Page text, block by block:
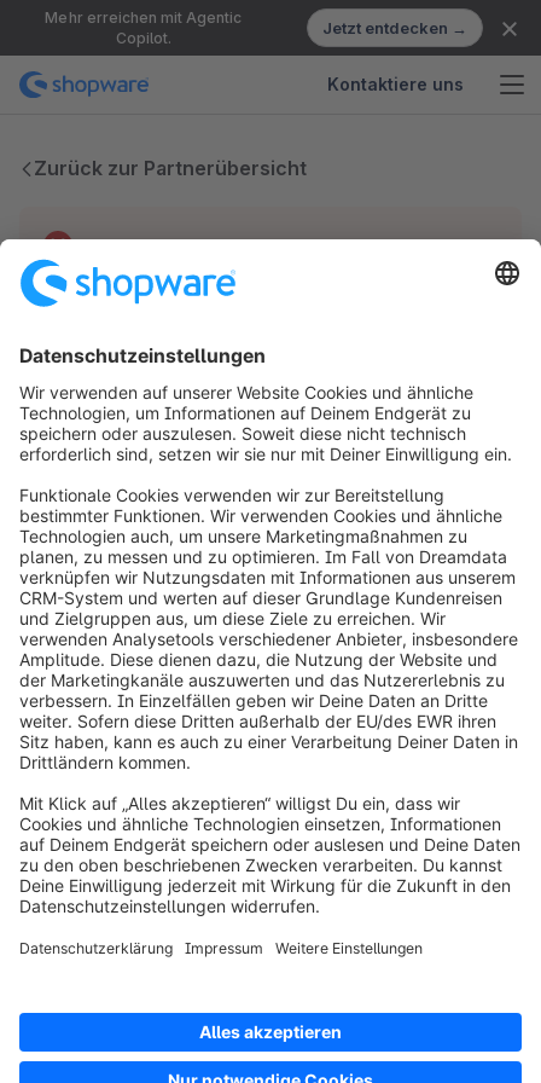
Mehr erreichen mit Agentic
Copilot.
Jetzt entdecken →
Kontaktiere uns
Zurück zur Partnerübersicht
Technische Probleme
info@shopware.com
Über Shopware
Produkt
Lösungen
Partner
Entwickler
Ressourcen
DatenschutzImpressumDigital Services Act (DSA)